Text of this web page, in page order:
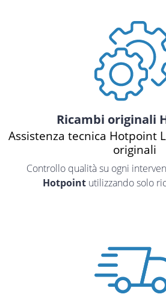
Ricambi originali
Assistenza tecnica Hotpoint
originali
Controllo qualità su ogni
Hotpointutilizzando solo